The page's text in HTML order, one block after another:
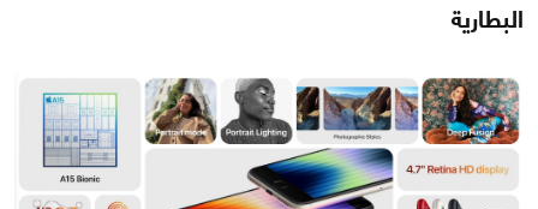
البطارية